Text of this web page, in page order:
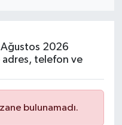
Ağustos 2026
adres, telefon ve
bulunamadı.